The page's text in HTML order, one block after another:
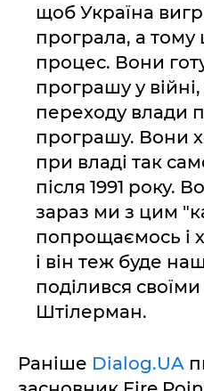
щоб Україна
програла, а
процес. Вони
програшу у
переходу влади
програшу. Вони
при владі так
після 1991 року.
зараз ми з цим
попрощаємось і
і він теж буде
поділився
Штілерман.
Раніше Dialog.UA